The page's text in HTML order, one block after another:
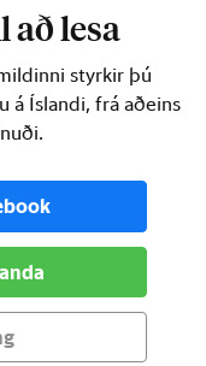
að lesa
styrkir þú
á Íslandi, frá aðeins